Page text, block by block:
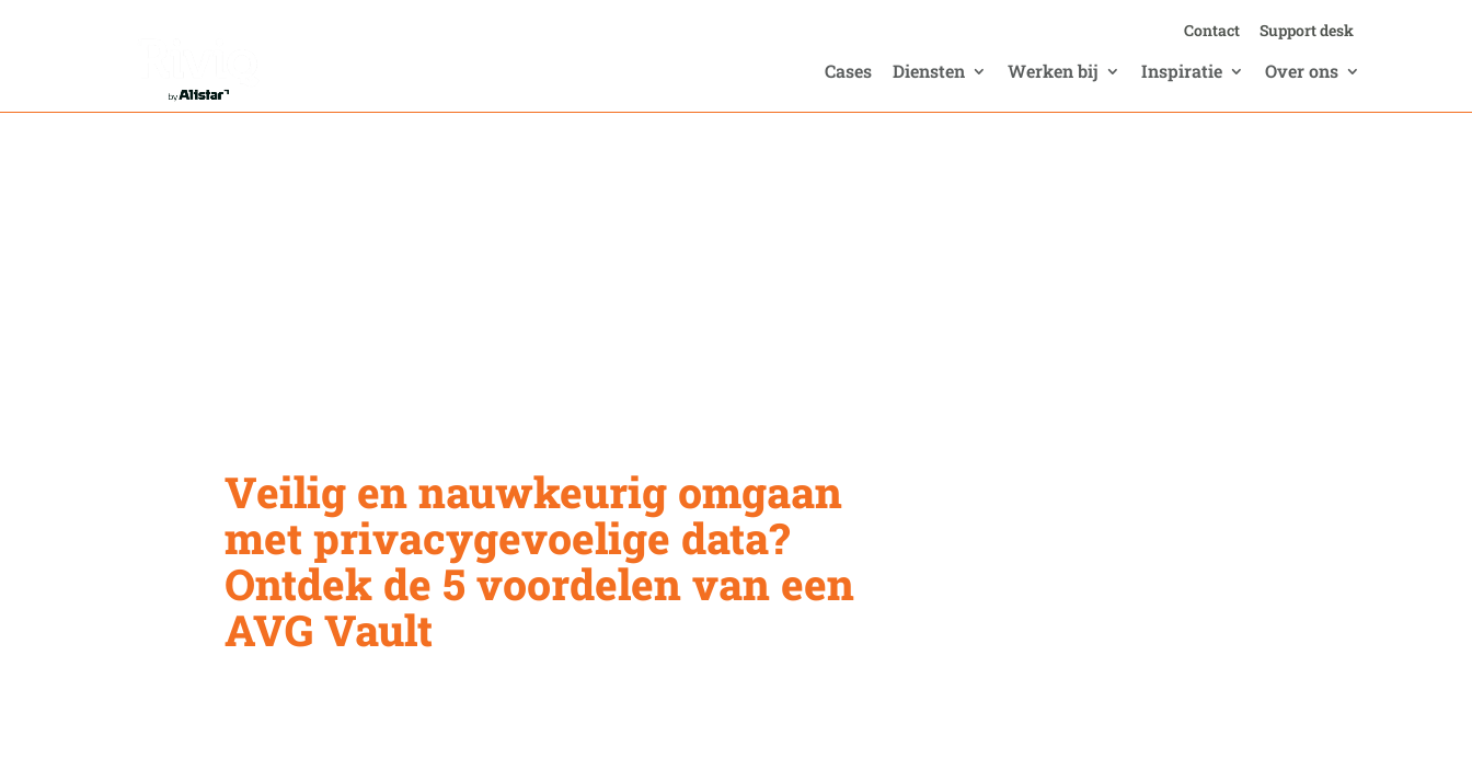
Contact Support desk
Cases Diensten Werken bij Inspiratie Over ons
Veilig en nauwkeurig omgaan
met privacygevoelige data?
Ontdek de 5 voordelen van een
AVG Vault